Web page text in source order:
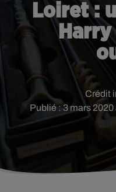
Loiret :
Harry
Publié : 3 mars
Crédit